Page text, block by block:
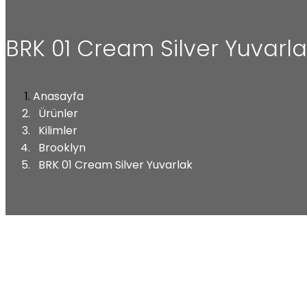
BRK 01 Cream Silver
Anasayfa
Ürünler
Kilimler
Brooklyn
BRK 01 Cream Silver Yuvarlak